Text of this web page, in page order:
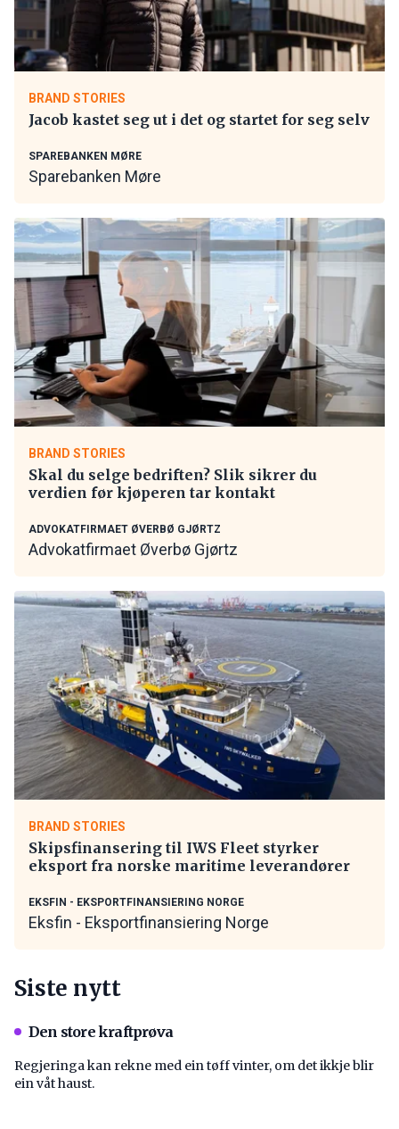
BRAND STORIES
Jacob kastet seg ut i det og startet for seg selv
SPAREBANKEN MØRE
Sparebanken Møre
BRAND STORIES
Skal du selge bedriften? Slik sikrer du
verdien før kjøperen tar kontakt
ADVOKATFIRMAET ØVERBØ GJØRTZ
Advokatfirmaet Øverbø Gjørtz
BRAND STORIES
Skipsfinansering til IWS Fleet styrker
eksport fra norske maritime leverandører
EKSFIN - EKSPORTFINANSIERING NORGE
Eksfin - Eksportfinansiering Norge
Siste nytt
Den store kraftprøva
Regjeringa kan rekne med ein tøff vinter, om det ikkje blir
ein våt haust.